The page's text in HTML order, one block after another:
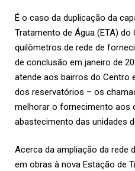
É o caso da duplicação da
Tratamento de Água (ETA) do
quilômetros de rede de
de conclusão em janeiro de
atende aos bairros do Centro
dos reservatórios – os
melhorar o fornecimento aos
abastecimento das unidades
Acerca da ampliação da rede
em obras à nova Estação de